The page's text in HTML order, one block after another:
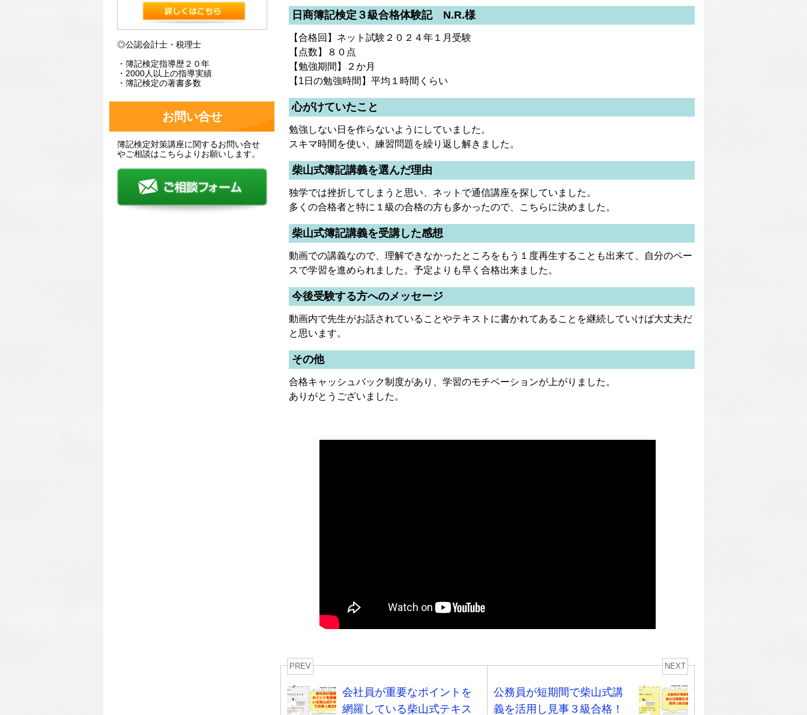
日商簿記検定３級合格体験記 N.R.様
【合格回】ネット試験２０２４年１月受験
【点数】８０点
【勉強期間】２か月
【1日の勉強時間】平均１時間くらい
心がけていたこと
勉強しない日を作らないようにしていました。
スキマ時間を使い、練習問題を繰り返し解きました。
柴山式簿記講義を選んだ理由
独学では挫折してしまうと思い、ネットで通信講座を探していました。
多くの合格者と特に１級の合格の方も多かったので、こちらに決めました。
柴山式簿記講義を受講した感想
動画での講義なので、理解できなかったところをもう１度再生することも出来て、自分のペー
スで学習を進められました。予定よりも早く合格出来ました。
今後受験する方へのメッセージ
動画内で先生がお話されていることやテキストに書かれてあることを継続していけば大丈夫だ
と思います。
その他
合格キャッシュバック制度があり、学習のモチベーションが上がりました。
ありがとうございました。
PREV
会社員が重要なポイントを
網羅している柴山式テキス
NEXT
公務員が短期間で柴山式講
義を活用し見事３級合格！
◎公認会計士・税理士
・簿記検定指導歴２０年
・2000人以上の指導実績
・簿記検定の著書多数
お問い合せ
簿記検定対策講座に関するお問い合せ
やご相談はこちらよりお願いします。